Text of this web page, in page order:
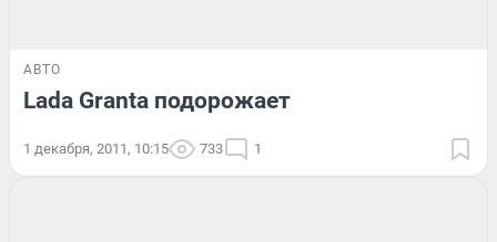
АВТО
Lada Granta подорожает
1 декабря, 2011, 10:15 733 1